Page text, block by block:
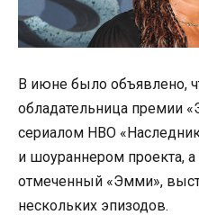
В июне было объявлено,
обладательница премии
сериалом HBO
и шоураннером проекта,
отмеченный «Эмми»,
нескольких эпизодов.